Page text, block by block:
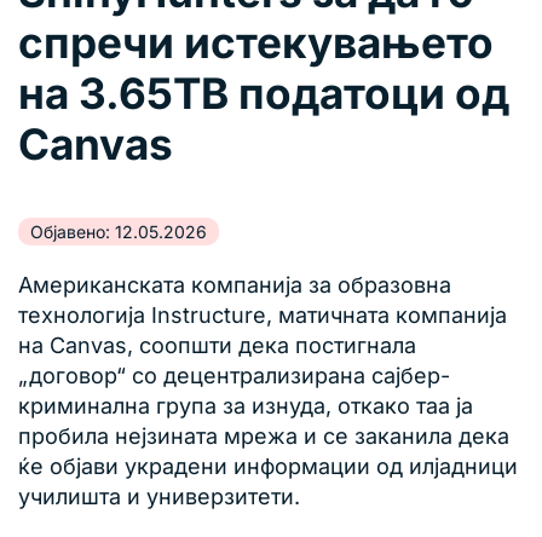
спречи истекувањето
на 3.65TB податоци од
Canvas
Објавено: 12.05.2026
Американската компанија за образовна
технологија Instructure, матичната компанија
на Canvas, соопшти дека постигнала
„договор“ со децентрализирана сајбер-
криминална група за изнуда, откако таа ја
пробила нејзината мрежа и се заканила дека
ќе објави украдени информации од илјадници
училишта и универзитети.